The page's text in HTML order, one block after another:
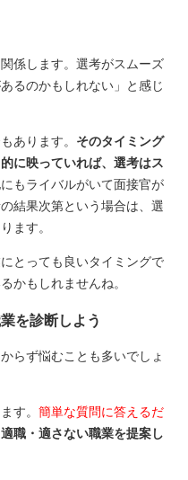
係します。選考がスムーズ
るのかもしれない」と感じ
あります。 そのタイミング
に映っていれば、選考はス
もライバルがいて面接官が
結果次第という場合は、選
ます。
とっても良いタイミングで
かもしれませんね。
を診断しよう
らず悩むことも多いでしょ
す。 簡単な質問に答えるだ
職・適さない職業を提案し